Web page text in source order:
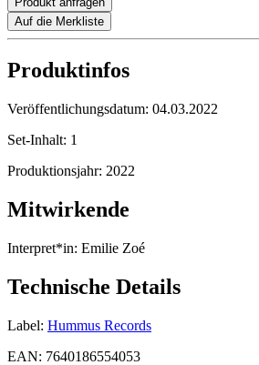
Auf die Merkliste
Produktinfos
Veröffentlichungsdatum: 04.03.2022
Set-Inhalt: 1
Produktionsjahr: 2022
Mitwirkende
Interpret*in: Emilie Zoé
Technische Details
Label: Hummus Records
EAN: 7640186554053